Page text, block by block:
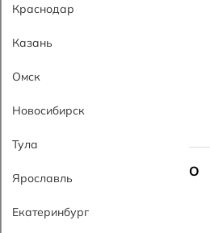
Краснодар
Казань
Омск
Новосибирск
Тула
Ярославль
Екатеринбург
О